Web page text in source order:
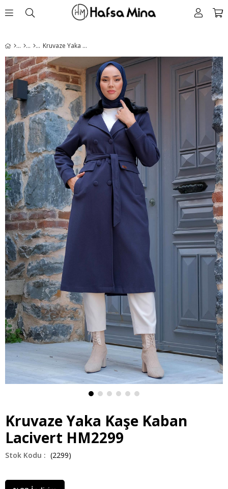
Kruvaze Yaka Kaşe Kaban Lacivert HM2299
Kruvaze Yaka Kaşe Kaban
Lacivert HM2299
(2299)